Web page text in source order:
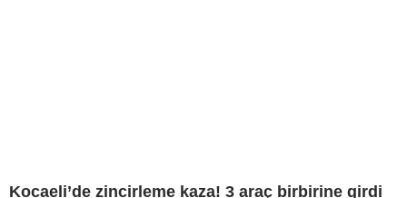
Kocaeli’de zincirleme kaza! 3 araç birbirine girdi